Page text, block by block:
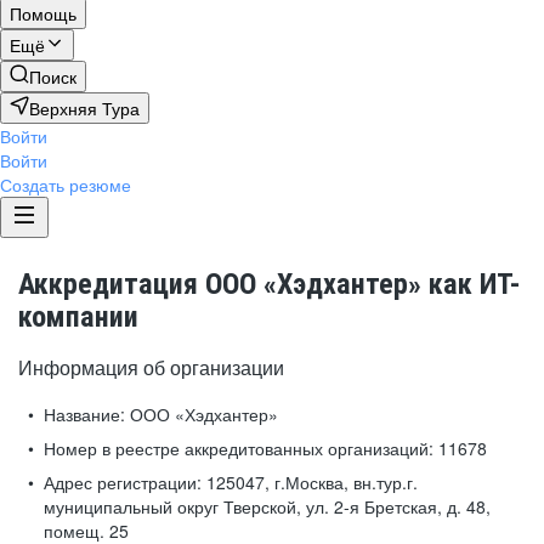
Помощь
Ещё
Поиск
Верхняя Тура
Войти
Войти
Создать резюме
Аккредитация ООО «Хэдхантер» как ИТ-
компании
Информация об организации
Название: ООО «Хэдхантер»
Номер в реестре аккредитованных организаций: 11678
Адрес регистрации: 125047, г.Москва, вн.тур.г.
муниципальный округ Тверской, ул. 2-я Бретская, д. 48,
помещ. 25